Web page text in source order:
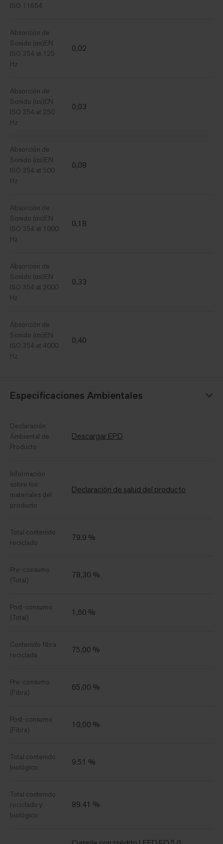
ISO 11654
Absorción de
Sonido (αs)EN
ISO 354 at 125
Hz
0,02
Absorción de
Sonido (αs)EN
ISO 354 at 250
Hz
0,03
Absorción de
Sonido (αs)EN
ISO 354 at 500
Hz
0,08
Absorción de
Sonido (αs)EN
ISO 354 at 1000
Hz
0,18
Absorción de
Sonido (αs)EN
ISO 354 at 2000
Hz
0,33
Absorción de
Sonido (αs)EN
ISO 354 at 4000
Hz
0,40
Especificaciones Ambientales
Declaración
Ambiental de
Producto
Descargar EPD
Información
sobre los
materiales del
producto
Declaración de salud del producto
Total contenido
reciclado
79.9 %
Pre-consumo
(Total)
78,30 %
Post-consumo
(Total)
1,60 %
Contenido fibra
reciclada
75,00 %
Pre-consumo
(Fibra)
65,00 %
Post-consumo
(Fibra)
10,00 %
Total contenido
biológico
9.51 %
Total contenido
reciclado y
biológico
89.41 %